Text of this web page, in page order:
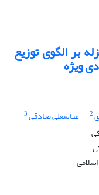
بر الگوی توزیع
ویژه
2 عباسعلی صادقی3